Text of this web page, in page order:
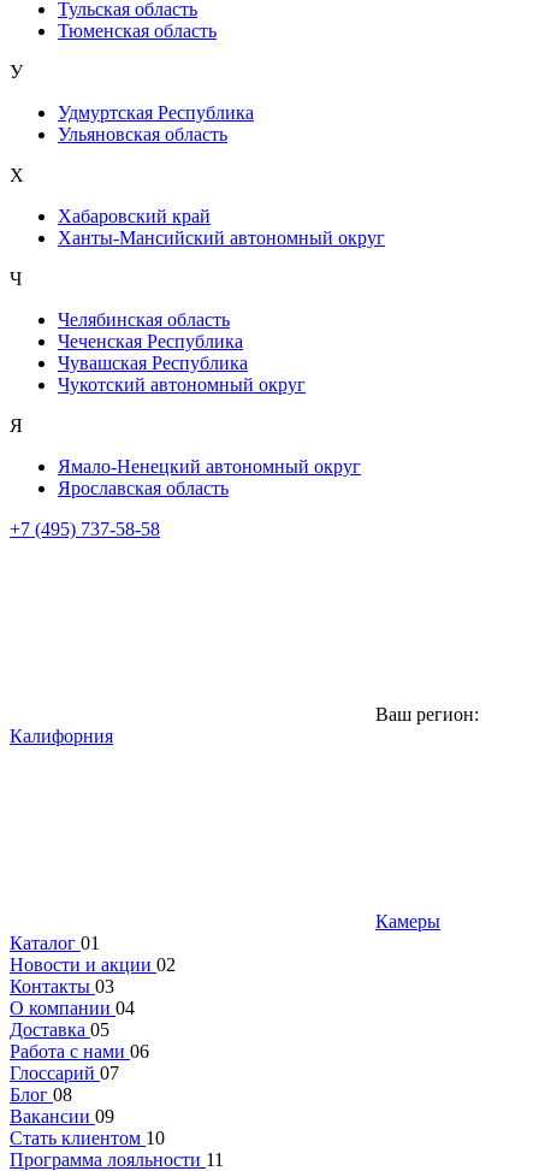
Тульская область
Тюменская область
У
Удмуртская Республика
Ульяновская область
Х
Хабаровский край
Ханты-Мансийский автономный округ
Ч
Челябинская область
Чеченская Республика
Чувашская Республика
Чукотский автономный округ
Я
Ямало-Ненецкий автономный округ
Ярославская область
+7 (495) 737-58-58
Ваш регион:
Калифорния
Камеры
Каталог 01
Новости и акции 02
Контакты 03
О компании 04
Доставка 05
Работа с нами 06
Глоссарий 07
Блог 08
Вакансии 09
Стать клиентом 10
Программа лояльности 11